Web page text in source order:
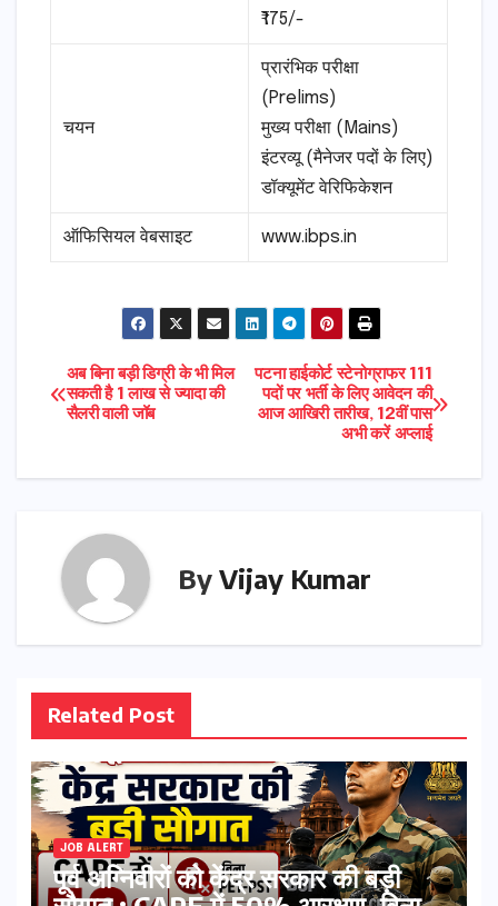
₹175/-
चयन
प्रारंभिक परीक्षा
(Prelims)
मुख्य परीक्षा (Mains)
इंटरव्यू (मैनेजर पदों के लिए)
डॉक्यूमेंट वेरिफिकेशन
ऑफिसियल वेबसाइट www.ibps.in
Post
navigation
पटना हाईकोर्ट स्टेनोग्राफर 111
पदों पर भर्ती के लिए आवेदन की
आज आखिरी तारीख, 12वीं पास
अभी करें अप्लाई
अब बिना बड़ी डिग्री के भी मिल
सकती है 1 लाख से ज्यादा की
सैलरी वाली जॉब
By Vijay Kumar
Related Post
JOB ALERT
पूर्व अग्निवीरों को केंद्र सरकार की बड़ी